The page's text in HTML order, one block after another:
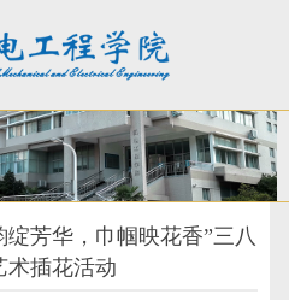
芳华，巾帼映花香”三八
术插花活动